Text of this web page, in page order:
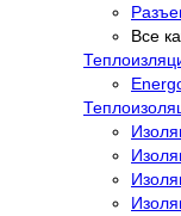
Все